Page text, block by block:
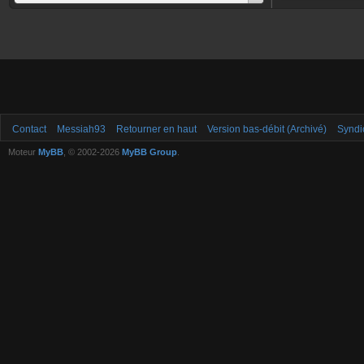
Contact Messiah93 Retourner en haut Version bas-débit (Archivé)
Moteur MyBB , © 2002-2026 MyBB Group